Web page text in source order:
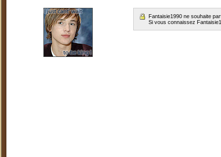
Fantaisie1990 ne souhaite
Si vous connaissez